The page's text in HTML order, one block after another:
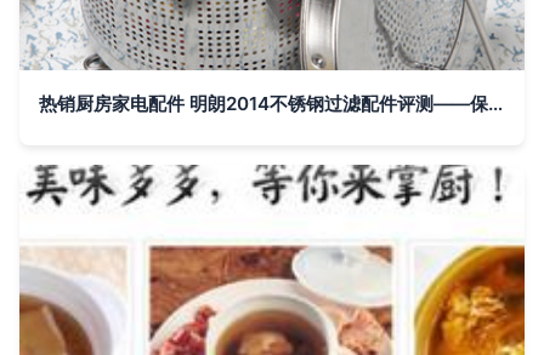
热销厨房家电配件 明朗2014不锈钢过滤配件评测——保健养生壶与电热水壶的升级利器